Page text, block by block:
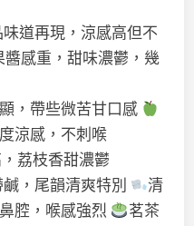
味道再現，涼感高但不
感重，甜味濃鬱，幾
，帶些微苦甘口感
涼感，不刺喉
，荔枝香甜濃鬱
鹹，尾韻清爽特別
清
腔，喉感強烈
茗茶